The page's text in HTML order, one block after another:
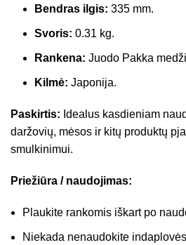
Bendras ilgis: 335 mm.
Svoris: 0.31 kg.
Rankena: Juodo Pakka
Kilmė: Japonija.
Paskirtis: Idealus kasdieniam
daržovių, mėsos ir kitų produktų
smulkinimui.
Priežiūra / naudojimas:
Plaukite rankomis iškart po
Niekada nenaudokite